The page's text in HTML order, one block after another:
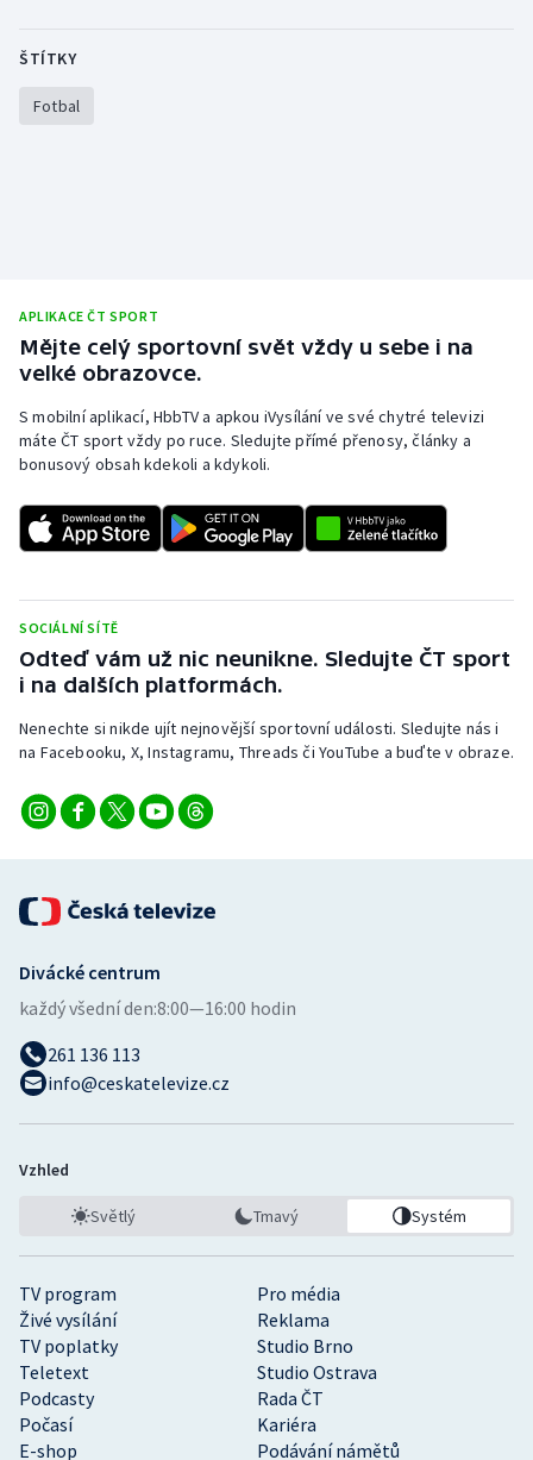
ŠTÍTKY
Fotbal
APLIKACE ČT SPORT
Mějte celý sportovní svět vždy u sebe i na
velké obrazovce.
S mobilní aplikací, HbbTV a apkou iVysílání ve své chytré televizi
máte ČT sport vždy po ruce. Sledujte přímé přenosy, články a
bonusový obsah kdekoli a kdykoli.
SOCIÁLNÍ SÍTĚ
Odteď vám už nic neunikne. Sledujte ČT sport
i na dalších platformách.
Nenechte si nikde ujít nejnovější sportovní události. Sledujte nás i
na Facebooku, X, Instagramu, Threads či YouTube a buďte v obraze.
TV program
Pro média
Živé vysílání
Reklama
TV poplatky
Studio Brno
Teletext
Studio Ostrava
Podcasty
Rada ČT
Počasí
Kariéra
E-shop
Podávání námětů
Divácké centrum
každý všední den:8:00—16:00 hodin
261 136 113
info@ceskatelevize.cz
Vzhled
Světlý Tmavý Systém